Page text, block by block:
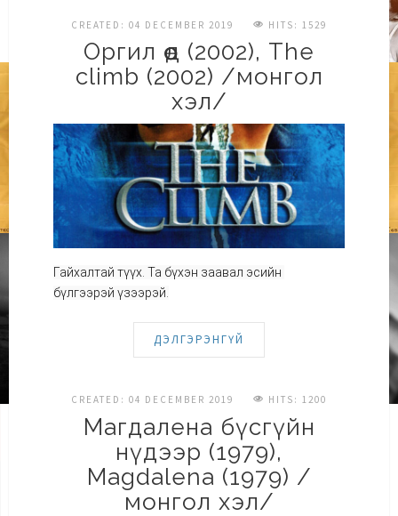
CREATED: 04 DECEMBER 2019 HITS: 1529
Оргил өөд (2002), The
climb (2002) /монгол
хэл/
Гайхалтай түүх. Та бүхэн заавал эсийн
бүлгээрэй үзээрэй.
ДЭЛГЭРЭНГҮЙ
CREATED: 04 DECEMBER 2019 HITS: 1200
Магдалена бүсгүйн
нүдээр (1979),
Magdalena (1979) /
монгол хэл/